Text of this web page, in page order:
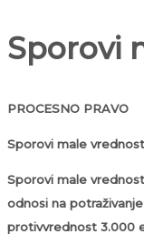
Sporovi
PROCESNO PRAVO
Sporovi male
Sporovi male
odnosi na
protivvrednost 3.000